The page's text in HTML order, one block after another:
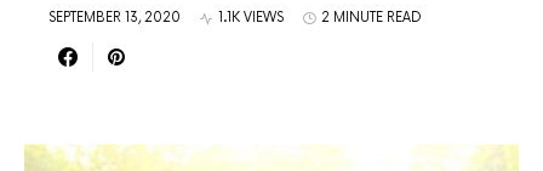
SEPTEMBER 13, 2020 1.1K VIEWS 2 MINUTE READ